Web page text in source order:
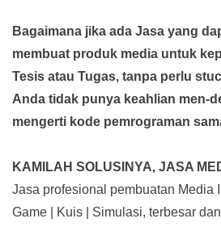
Bagaimana jika ada Jasa yang
membuat produk media untuk
Tesis atau Tugas, tanpa perlu
Anda tidak punya keahlian men-
mengerti kode pemrograman
KAMILAH SOLUSINYA, JASA
Jasa profesional pembuatan Media
Game | Kuis | Simulasi, terbesar